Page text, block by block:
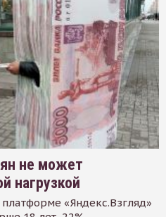
не может
нагрузкой
«Яндекс.Взгляд»